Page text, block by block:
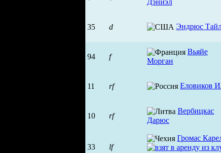
Дэниэл
35 d Эндрюс
94 f
Вьяйе
Морган
11 rf Еловиков
10 rf
Вербицкас
Дарюс
33 lf
Громас